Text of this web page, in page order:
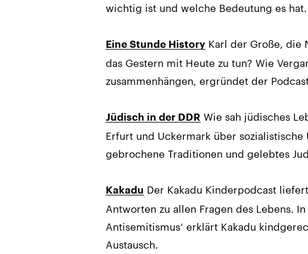
wichtig ist und welche Bedeutung es hat.
Eine Stunde History Karl der Große, die
das Gestern mit Heute zu tun? Wie
zusammenhängen, ergründet der
Jüdisch in der DDR Wie sah jüdisches
Erfurt und Uckermark über sozialistische
gebrochene Traditionen und gelebtes
Kakadu Der Kakadu Kinderpodcast
Antworten zu allen Fragen des Lebens.
Antisemitismus‘ erklärt Kakadu
Austausch.